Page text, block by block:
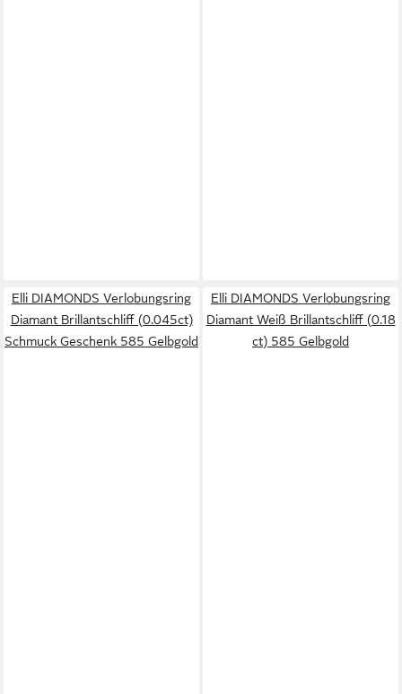
Elli DIAMONDS Verlobungsring
Diamant Brillantschliff (0.045ct)
Schmuck Geschenk 585 Gelbgold
Elli DIAMONDS Verlobungsring
Diamant Weiß Brillantschliff (0.18
ct) 585 Gelbgold